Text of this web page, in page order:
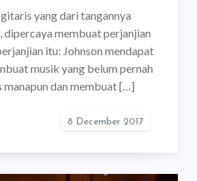
yang dari tangannya
dipercaya membuat perjanjian
itu: Johnson mendapat
musik yang belum pernah
dan membuat […]